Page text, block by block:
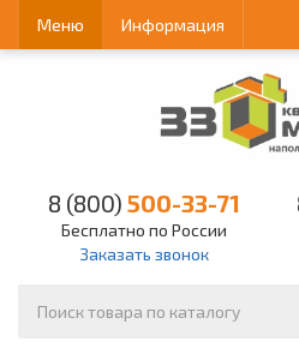
Меню Информация
8 (800) 500-33-71
Бесплатно по России
Заказать звонок